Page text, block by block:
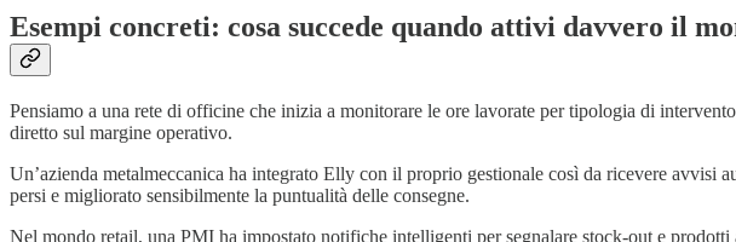
Esempi concreti: cosa succede quando attivi davvero il
Pensiamo a una rete di officine che inizia a monitorare le ore lavorate per tipologia di
diretto sul margine operativo.
Un’azienda metalmeccanica ha integrato Elly con il proprio gestionale così da ricevere
persi e migliorato sensibilmente la puntualità delle consegne.
Nel mondo retail, una PMI ha impostato notifiche intelligenti per segnalare stock-out e